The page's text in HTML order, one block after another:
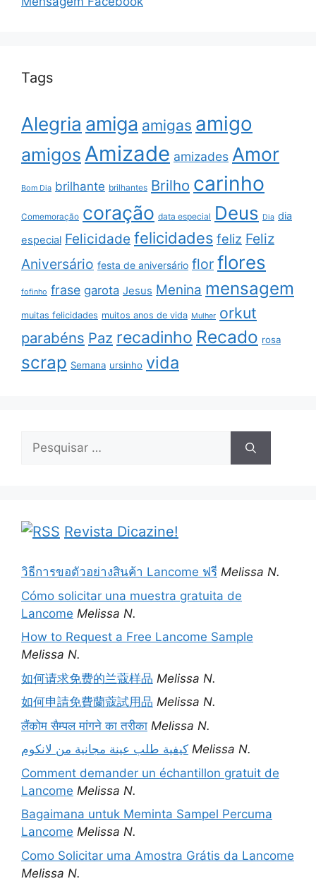
Tags
Alegria amiga amigas amigo
amigos Amizade amizades Amor
Bom Dia brilhante brilhantes Brilho carinho
Comemoração coração data especial Deus Dia dia
especial Felicidade felicidades feliz Feliz
Aniversário festa de aniversário flor flores
fofinho frase garota Jesus Menina mensagem
muitas felicidades muitos anos de vida Mulher orkut
parabéns Paz recadinho Recado rosa
scrap Semana ursinho vida
Pesquisar
Revista Dicazine!
วิธีการขอตัวอย่างสินค้า Lancome ฟรี Melissa N.
Cómo solicitar una muestra gratuita de
Lancome Melissa N.
How to Request a Free Lancome Sample
Melissa N.
如何请求免费的兰蔻样品 Melissa N.
如何申請免費蘭蔻試用品 Melissa N.
लैंकोम सैम्पल मांगने का तरीका Melissa N.
كيفية طلب عينة مجانية من لانكوم Melissa N.
Comment demander un échantillon gratuit de
Lancome Melissa N.
Bagaimana untuk Meminta Sampel Percuma
Lancome Melissa N.
Como Solicitar uma Amostra Grátis da Lancome
Melissa N.